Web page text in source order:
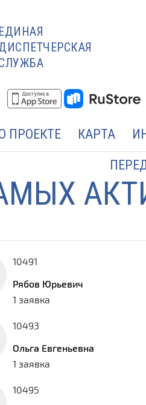
ЕДИНАЯ
ПРОЕКТЕ КАРТА
10491
Рябов Юрьевич
1 заявка
10493
Ольга Евгеньевна
1 заявка
10495